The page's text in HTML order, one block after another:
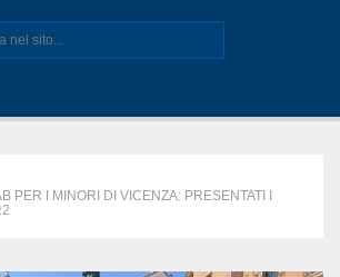
PER I MINORI DI VICENZA: PRESENTATI I